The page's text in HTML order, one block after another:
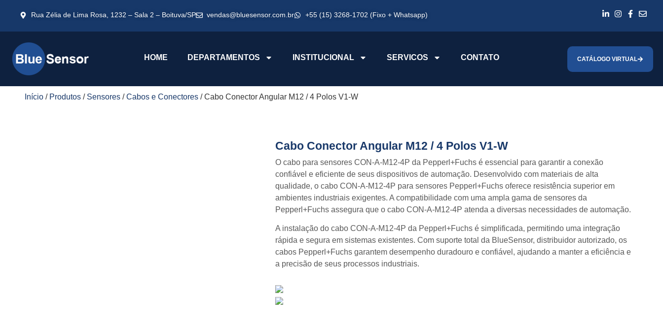
Rua Zélia de Lima Rosa, 1232 – Sala 2 – Boituva/SP vendas@bluesensor.com.br +55 (15) 3268-1702 (Fixo + Whatsapp)
HOME DEPARTAMENTOS INSTITUCIONAL SERVICOS CONTATO CATÁLOGO VIRTUAL
Início / Produtos / Sensores /Cabos e Conectores / Cabo Conector Angular M12 / 4 Polos V1-W
Cabo Conector Angular M12 / 4 Polos V1-W
O cabo para sensores CON-A-M12-4P da Pepperl+Fuchs é essencial para garantir a conexão
confiável e eficiente de seus dispositivos de automação. Desenvolvido com materiais de alta
qualidade, o cabo CON-A-M12-4P para sensores Pepperl+Fuchs oferece resistência superior em
ambientes industriais exigentes. A compatibilidade com uma ampla gama de sensores da
Pepperl+Fuchs assegura que o cabo CON-A-M12-4P atenda a diversas necessidades de automação.
A instalação do cabo CON-A-M12-4P da Pepperl+Fuchs é simplificada, permitindo uma integração
rápida e segura em sistemas existentes. Com suporte total da BlueSensor, distribuidor autorizado, os
cabos Pepperl+Fuchs garantem desempenho duradouro e confiável, ajudando a manter a eficiência e
a precisão de seus processos industriais.